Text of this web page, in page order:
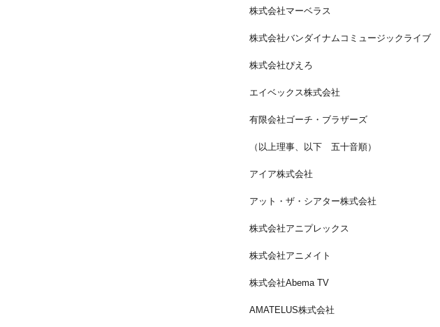
株式会社マーベラス
株式会社バンダイナムコミュージックライブ
株式会社ぴえろ
エイベックス株式会社
有限会社ゴーチ・ブラザーズ
（以上理事、以下 五十音順）
アイア株式会社
アット・ザ・シアター株式会社
株式会社アニプレックス
株式会社アニメイト
株式会社Abema TV
AMATELUS株式会社